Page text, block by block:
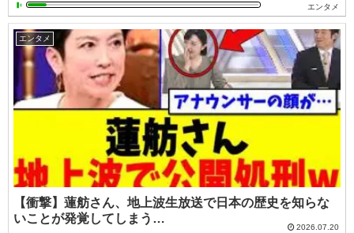
エンタメ
エンタメ
【衝撃】蓮舫さん、地上波生放送で日本の歴史を知らな
いことが発覚してしまう…
2026.07.20